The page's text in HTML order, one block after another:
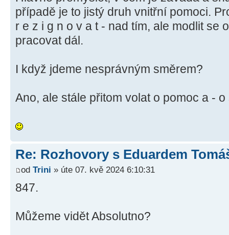
případě je to jistý druh vnitřní pomoci.
r e z i g n o v a t - nad tím, ale modlit se
pracovat dál.
I když jdeme nesprávným směrem?
Ano, ale stále přitom volat o pomoc a -
Re: Rozhovory s Eduardem
od Trini » úte 07. kvě 2024 6:10:31
847.
Můžeme vidět Absolutno?